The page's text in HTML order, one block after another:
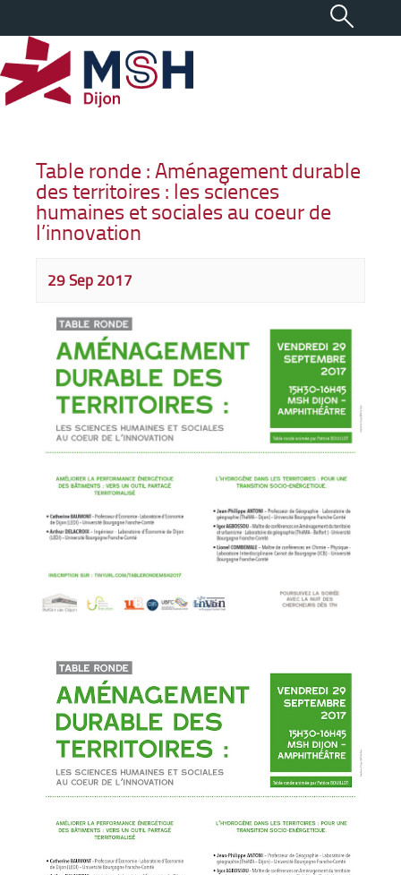
Table ronde : Aménagement durable
des territoires : les sciences
humaines et sociales au coeur de
l’innovation
29 Sep 2017